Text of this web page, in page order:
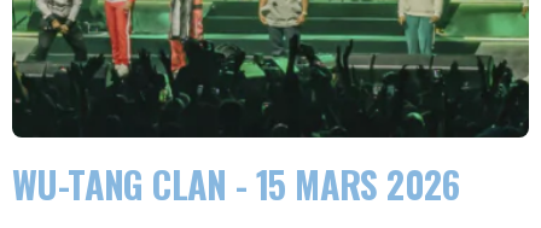
WU-TANG CLAN - 15 MARS 2026